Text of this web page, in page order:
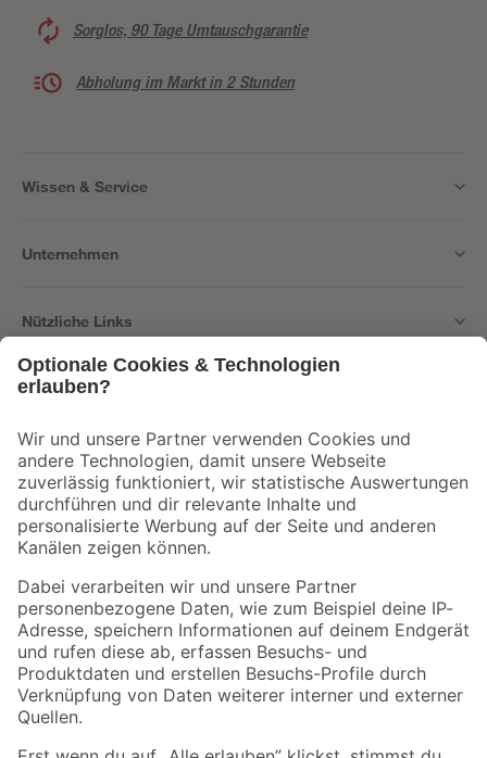
Sorglos, 90 Tage Umtauschgarantie
Abholung im Markt in 2 Stunden
Wissen & Service
Unternehmen
Nützliche Links
Der toom Newsletter: Keine Angebote und Aktionen mehr verpassen!
Zur Newsletter Anmeldung
Folge uns
Zahlungsarten Versandarten
Sicher einkaufen